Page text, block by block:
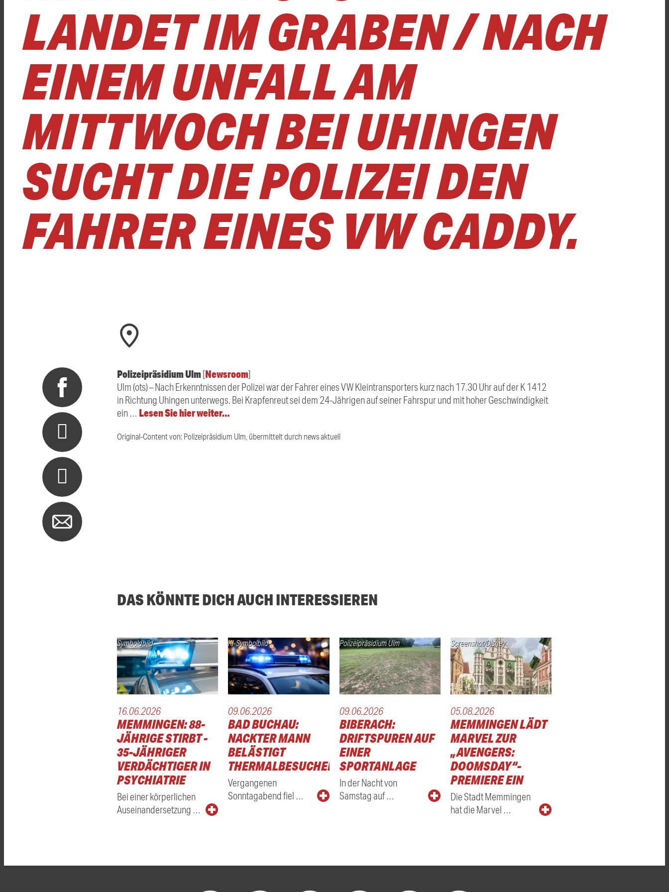
LANDET IM GRABEN / NACH
EINEM UNFALL AM
MITTWOCH BEI UHINGEN
SUCHT DIE POLIZEI DEN
FAHRER EINES VW CADDY.
Polizeipräsidium Ulm[Newsroom]
Ulm (ots) – Nach Erkenntnissen der Polizei war der Fahrer eines VW Kleintransporters kurz nach 17.30 Uhr auf der K 1412
in Richtung Uhingen unterwegs. Bei Krapfenreut sei dem 24-Jährigen auf seiner Fahrspur und mit hoher Geschwindigkeit
ein … Lesen Sie hier weiter…
Original-Content von: Polizeipräsidium Ulm, übermittelt durch news aktuell
DAS KÖNNTE DICH AUCH INTERESSIEREN
Symboldbild
16.06.2026
MEMMINGEN: 88-
JÄHRIGE STIRBT -
35-JÄHRIGER
VERDÄCHTIGER IN
PSYCHIATRIE
Bei einer körperlichen
Auseinandersetzung …
KI-Symbolbild
09.06.2026
BAD BUCHAU:
NACKTER MANN
BELÄSTIGT
THERMALBESUCHER
Vergangenen
Sonntagabend fiel …
Polizeipräsidium Ulm
09.06.2026
BIBERACH:
DRIFTSPUREN AUF
EINER
SPORTANLAGE
In der Nacht von
Samstag auf …
Screenshot/Disney
05.08.2026
MEMMINGEN LÄDT
MARVEL ZUR
„AVENGERS:
DOOMSDAY“-
PREMIERE EIN
Die Stadt Memmingen
hat die Marvel …